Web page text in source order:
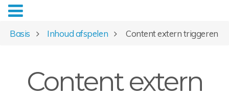
Basis Inhoud afspelen Content extern triggeren
Content extern